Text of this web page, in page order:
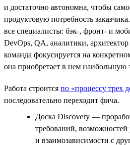
и достаточно автономна, чтобы
продуктовую потребность
все специалисты: бэк-, фронт- и
DevOps, QA, аналитики,
команда фокусируется на
она приобретает в нем наибольшую
Работа строится по «процессу трех
последовательно переходит фича.
Доска Discovery —
требований, возможностей
и взаимозависимости с